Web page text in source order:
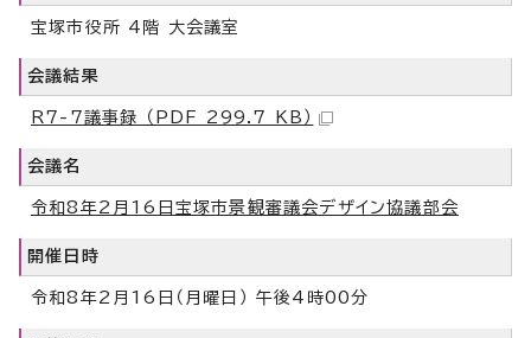
宝塚市役所 4階 大会議室
会議結果
R7-7議事録 （PDF 299.7 KB）
会議名
令和8年2月16日宝塚市景観審議会デザイン協議部会
開催日時
令和8年2月16日（月曜日） 午後4時00分